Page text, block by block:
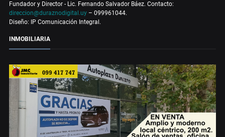
Fundador y Director - Lic. Fernando Salvador Báez. Contacto:
direccion@duraznodigital.uy – 099961044.
Diseño: IP Comunicación Integral.
INMOBILIARIA